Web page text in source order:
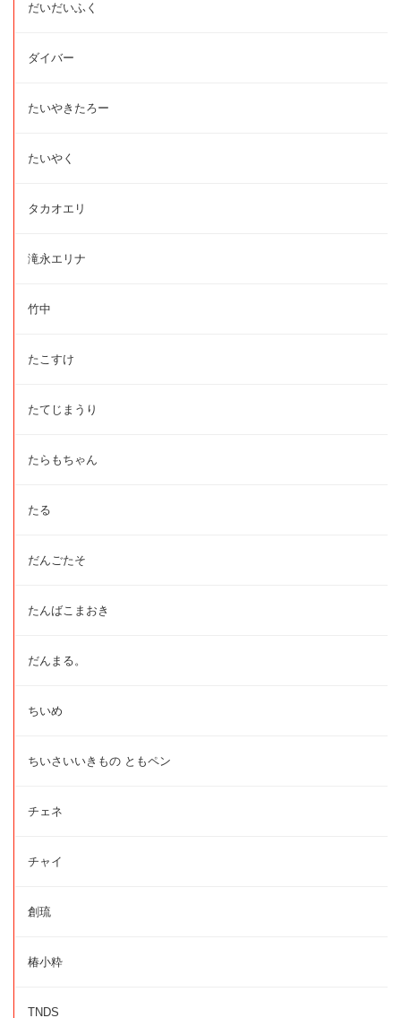
だいだいふく
ダイバー
たいやきたろー
たいやく
タカオエリ
滝永エリナ
竹中
たこすけ
たてじまうり
たらもちゃん
たる
だんごたそ
たんばこまおき
だんまる。
ちいめ
ちいさいいきもの ともペン
チェネ
チャイ
創琉
椿小粋
TNDS